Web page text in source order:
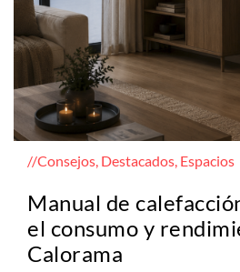
Consejos, Destacados, Espacios
Manual de
el consumo y
Calorama